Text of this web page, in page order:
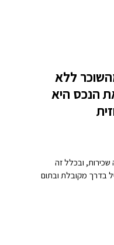
ללא
הנכס היא
ובכלל זה
בדרך מקובלת ובתום